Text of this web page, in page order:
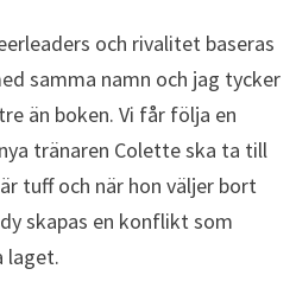
och rivalitet baseras
samma namn och jag tycker
än boken. Vi får följa en
tränaren Colette ska ta till
tuff och när hon väljer bort
skapas en konflikt som
laget.